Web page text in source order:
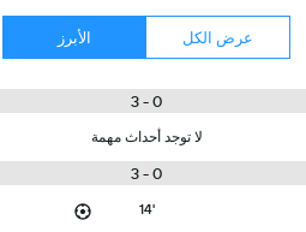
عرض الكل الأبرز
0 - 3
لا توجد أحداث مهمة
0 - 3
14'